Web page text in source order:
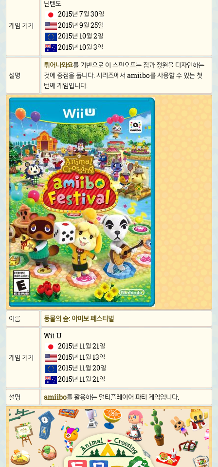
게임 기기
닌텐도
2015년 7월 30일
2015년 9월 25일
2015년 10월 2일
2015년 10월 3일
설명
튀어나와요를 기반으로 이 스핀오프는 집과 정원을 디자인하는
것에 중점을 둡니다. 시리즈에서 amiibo를 사용할 수 있는 첫
번째 게임입니다.
이름 동물의 숲: 아미보 페스티벌
게임 기기
Wii U
2015년 11월 21일
2015년 11월 13일
2015년 11월 20일
2015년 11월 21일
설명
amiibo를 활용하는 멀티플레이어 파티 게임입니다.